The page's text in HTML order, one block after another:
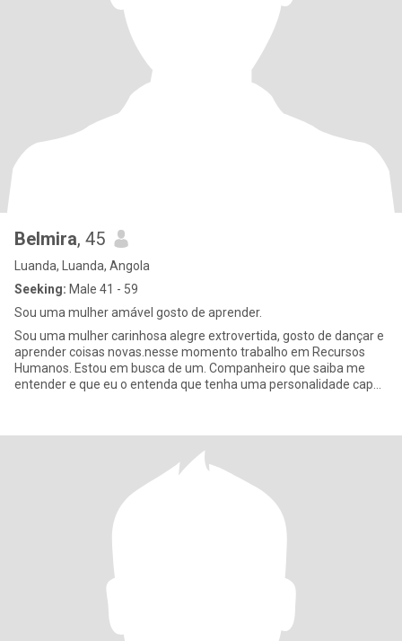
Belmira, 45
Luanda, Luanda, Angola
Seeking: Male 41 - 59
Sou uma mulher amável gosto de aprender.
Sou uma mulher carinhosa alegre extrovertida, gosto de dançar e
aprender coisas novas.nesse momento trabalho em Recursos
Humanos. Estou em busca de um. Companheiro que saiba me
entender e que eu o entenda que tenha uma personalidade capaz